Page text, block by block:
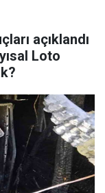
açıklandı
Loto